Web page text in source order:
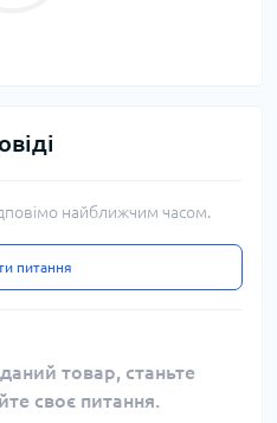
найближчим часом.
питання
товар, станьте
своє питання.